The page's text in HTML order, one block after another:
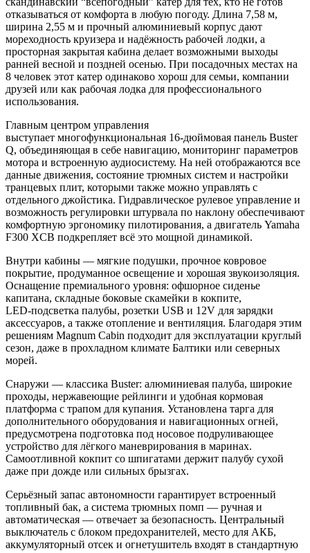
отказываться от комфорта в любую погоду. Длина 7,58 м,
ширина 2,55 м и прочный алюминиевый корпус дают
мореходность круизера и надёжность рабочей лодки, а
просторная закрытая кабина делает возможными выходы
ранней весной и поздней осенью. При посадочных местах на
8 человек этот катер одинаково хорош для семьи, компании
друзей или как рабочая лодка для профессионального
использования.
Главным центром управления
выступает многофункциональная 16‑дюймовая панель Buster
Q, объединяющая в себе навигацию, мониторинг параметров
мотора и встроенную аудиосистему. На ней отображаются все
данные движения, состояние трюмных систем и настройки
транцевых плит, которыми также можно управлять с
отдельного джойстика. Гидравлическое рулевое управление и
возможность регулировки штурвала по наклону обеспечивают
комфортную эргономику пилотирования, а двигатель Yamaha
F300 XCB подкрепляет всё это мощной динамикой.
Внутри кабины — мягкие подушки, прочное ковровое
покрытие, продуманное освещение и хорошая звукоизоляция.
Оснащение премиального уровня: офшорное сиденье
капитана, складные боковые скамейки в кокпите,
LED‑подсветка палубы, розетки USB и 12V для зарядки
аксессуаров, а также отопление и вентиляция. Благодаря этим
решениям Magnum Cabin подходит для эксплуатации круглый
сезон, даже в прохладном климате Балтики или северных
морей.
Снаружи — классика Buster: алюминиевая палуба, широкие
проходы, нержавеющие рейлинги и удобная кормовая
платформа с трапом для купания. Установлена тарга для
дополнительного оборудования и навигационных огней,
предусмотрена подготовка под носовое подруливающее
устройство для лёгкого маневрирования в маринах.
Самоотливной кокпит со шпигатами держит палубу сухой
даже при дожде или сильных брызгах.
Серьёзный запас автономности гарантирует встроенный
топливный бак, а система трюмных помп — ручная и
автоматическая — отвечает за безопасность. Центральный
выключатель с блоком предохранителей, место для АКБ,
аккумуляторный отсек и огнетушитель входят в стандартную